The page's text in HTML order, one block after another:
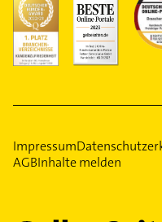
Impressum
AGBInhalte melden